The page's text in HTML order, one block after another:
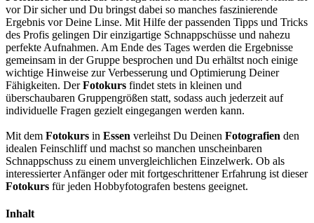
vor Dir sicher und Du bringst dabei so manches faszinierende
Ergebnis vor Deine Linse. Mit Hilfe der passenden Tipps und Tricks
des Profis gelingen Dir einzigartige Schnappschüsse und nahezu
perfekte Aufnahmen. Am Ende des Tages werden die Ergebnisse
gemeinsam in der Gruppe besprochen und Du erhältst noch einige
wichtige Hinweise zur Verbesserung und Optimierung Deiner
Fähigkeiten. DerFotokurs findet stets in kleinen und
überschaubaren Gruppengrößen statt, sodass auch jederzeit auf
individuelle Fragen gezielt eingegangen werden kann.
Mit dem Fotokurs in Essen verleihst Du Deinen Fotografien den
idealen Feinschliff und machst so manchen unscheinbaren
Schnappschuss zu einem unvergleichlichen Einzelwerk. Ob als
interessierter Anfänger oder mit fortgeschrittener Erfahrung ist dieser
Fotokurs für jeden Hobbyfotografen bestens geeignet.
Inhalt